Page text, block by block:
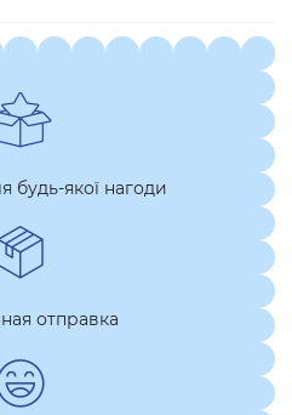
будь-якої нагоди
отправка